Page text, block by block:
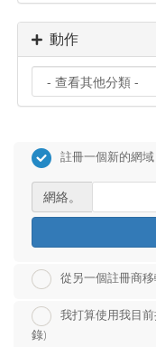
動作
註冊一個新的網域
網絡。
從另一個註冊商
我打算使用我目
錄)